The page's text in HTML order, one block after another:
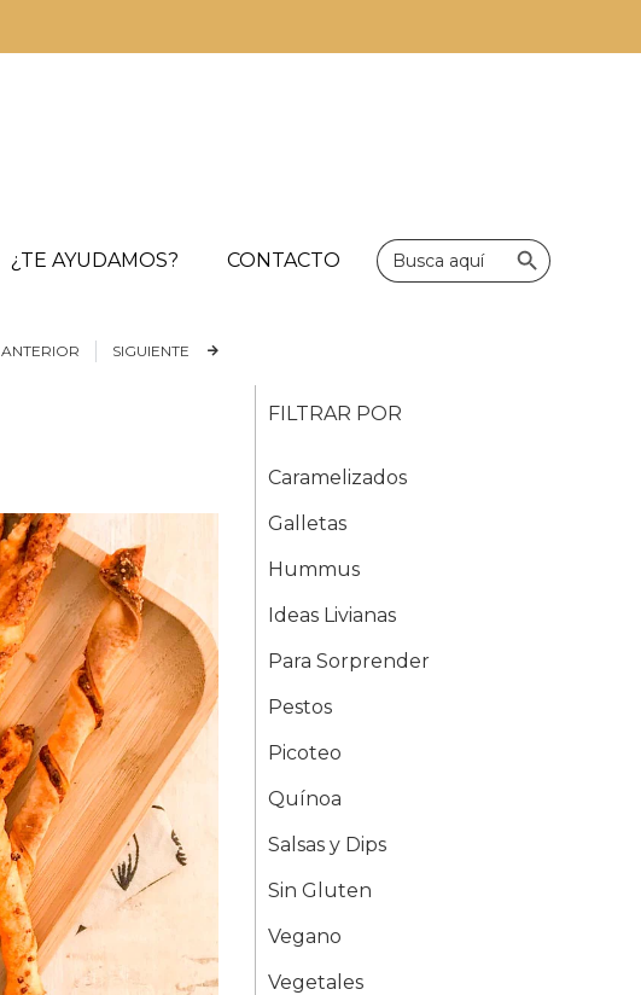
¿TE AYUDAMOS? CONTACTO
Buscar: Botón de
ANTERIOR SIGUIENTE
FILTRAR POR
Caramelizados
Galletas
Hummus
Ideas Livianas
Para Sorprender
Pestos
Picoteo
Quínoa
Salsas y Dips
Sin Gluten
Vegano
Vegetales